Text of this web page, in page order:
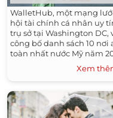
WalletHub, một mạng
hội tài chính cá nhân uy
trụ sở tại Washington DC,
công bố danh sách 10 nơi
toàn nhất nước Mỹ năm
Xem